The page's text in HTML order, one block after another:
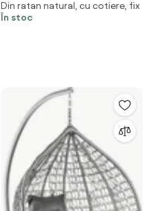
"Newlake"
Din ratan natural, cu cotiere, fix
În stoc